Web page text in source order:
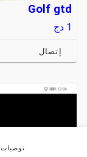
Golf gtd
1 دج
إتصال
توصيات